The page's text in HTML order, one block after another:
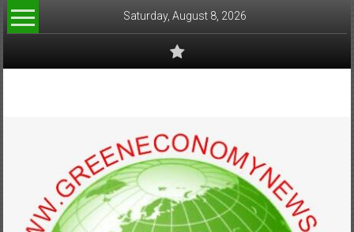
Skip
to
Saturday, August 8, 2026